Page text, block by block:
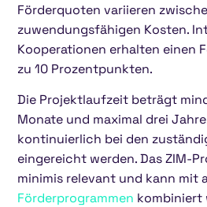
Förderquoten variieren
zuwendungsfähigen Kosten.
Kooperationen erhalten einen
zu 10 Prozentpunkten.
Die Projektlaufzeit beträgt
Monate und maximal drei
kontinuierlich bei den
eingereicht werden. Das ZIM-
minimis relevant und kann mit
Förderprogrammen kombiniert